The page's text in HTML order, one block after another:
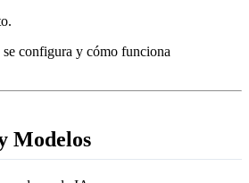
configura y cómo funciona
Modelos